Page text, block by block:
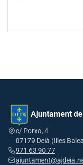
Ajuntament
c/ Porxo, 4
07179 Deià (Illes
971 63 90 77